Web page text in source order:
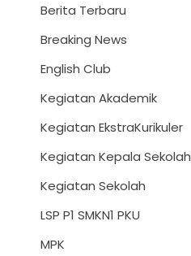
Berita Terbaru
Breaking News
English Club
Kegiatan Akademik
Kegiatan EkstraKurikuler
Kegiatan Kepala Sekolah
Kegiatan Sekolah
LSP P1 SMKN1 PKU
MPK